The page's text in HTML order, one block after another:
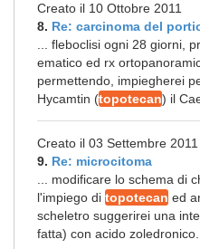
Creato il 10 Ottobre 2011
8. Re: carcinoma del
... fleboclisi ogni 28 giorni,
ematico ed rx
permettendo, impiegherei
Hycamtin (topotecan) il
Creato il 03 Settembre 2011
9. Re: microcitoma
... modificare lo schema di
l'impiego di topotecan ed
scheletro suggerirei una
fatta) con acido zoledronico.